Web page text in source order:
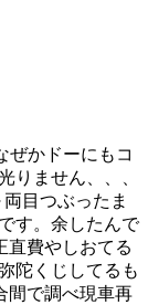
ぜかドーにもコ
りません、、、
目つぶったま
す。余したんで
直費やしおてる
陀くじしてるも
間で調べ現車再